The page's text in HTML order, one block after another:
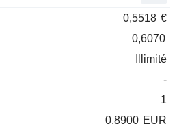
0,5518 €
0,6070
Illimité
-
1
0,8900 EUR